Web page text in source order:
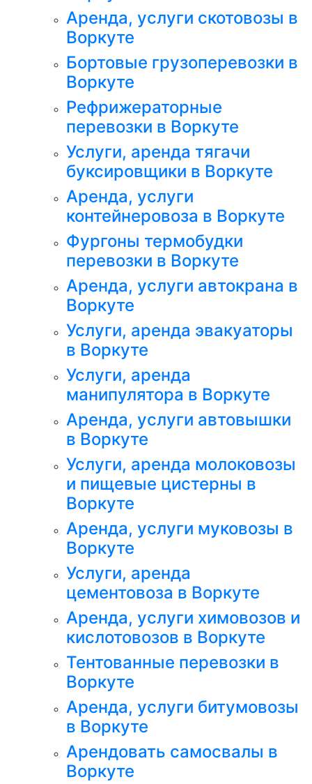
Аренда, услуги скотовозы в
Воркуте
Бортовые грузоперевозки в
Воркуте
Рефрижераторные
перевозки в Воркуте
Услуги, аренда тягачи
буксировщики в Воркуте
Аренда, услуги
контейнеровоза в Воркуте
Фургоны термобудки
перевозки в Воркуте
Аренда, услуги автокрана в
Воркуте
Услуги, аренда эвакуаторы
в Воркуте
Услуги, аренда
манипулятора в Воркуте
Аренда, услуги автовышки
в Воркуте
Услуги, аренда молоковозы
и пищевые цистерны в
Воркуте
Аренда, услуги муковозы в
Воркуте
Услуги, аренда
цементовоза в Воркуте
Аренда, услуги химовозов и
кислотовозов в Воркуте
Тентованные перевозки в
Воркуте
Аренда, услуги битумовозы
в Воркуте
Арендовать самосвалы в
Воркуте